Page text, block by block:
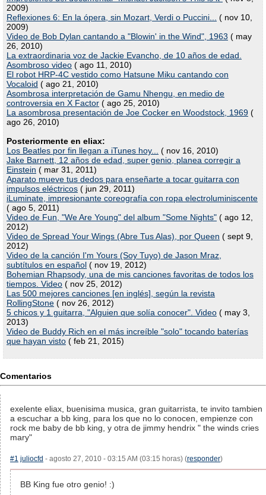
2009)
Reflexiones 6: En la ópera, sin Mozart, Verdi o Puccini...
( nov 10,
2009)
Video de Bob Dylan cantando a "Blowin' in the Wind", 1963 ( may
26, 2010)
La extraordinaria voz de Jackie Evancho, de 10 años de edad.
Asombroso video ( ago 11, 2010)
El robot HRP-4C vestido como Hatsune Miku cantando con
Vocaloid ( ago 21, 2010)
Asombrosa interpretación de Gamu Nhengu, en medio de
controversia en X Factor ( ago 25, 2010)
La asombrosa presentación de Joe Cocker en Woodstock, 1969 (
ago 26, 2010)
Posteriormente en eliax:
Los Beatles por fin llegan a iTunes hoy...
( nov 16, 2010)
Jake Barnett, 12 años de edad, super genio, planea corregir a
Einstein ( mar 31, 2011)
Aparato mueve tus dedos para enseñarte a tocar guitarra con
impulsos eléctricos ( jun 29, 2011)
iLuminate, impresionante coreografía con ropa electroluminiscente
( ago 5, 2011)
Video de Fun, "We Are Young" del album "Some Nights" ( ago 12,
2012)
Video de Spread Your Wings (Abre Tus Alas), por Queen ( sept 9,
2012)
Video de la canción I'm Yours (Soy Tuyo) de Jason Mraz,
subtítulos en español ( nov 19, 2012)
Bohemian Rhapsody, una de mis canciones favoritas de todos los
tiempos. Video ( nov 25, 2012)
Las 500 mejores canciones [en inglés], según la revista
RollingStone ( nov 26, 2012)
5 chicos y 1 guitarra, "Alguien que solía conocer". Video ( may 3,
2013)
Video de Buddy Rich en el más increíble "solo" tocando baterías
que hayan visto ( feb 21, 2015)
Comentarios
exelente eliax, buenisima musica, gran guitarrista, te invito tambien
a escuchar a bb king, para los que no lo conocen, empienze con
rock me baby de bb king, y otra de jimmy hendrix " the winds cries
mary"
#1 juliocfd - agosto 27, 2010 - 03:15 AM (03:15 horas) (responder)
BB King fue otro genio! :)